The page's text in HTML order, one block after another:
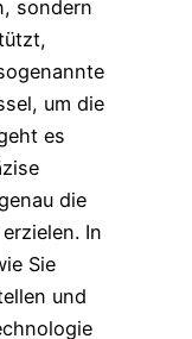
sondern
um die
es
die
In
Sie
und